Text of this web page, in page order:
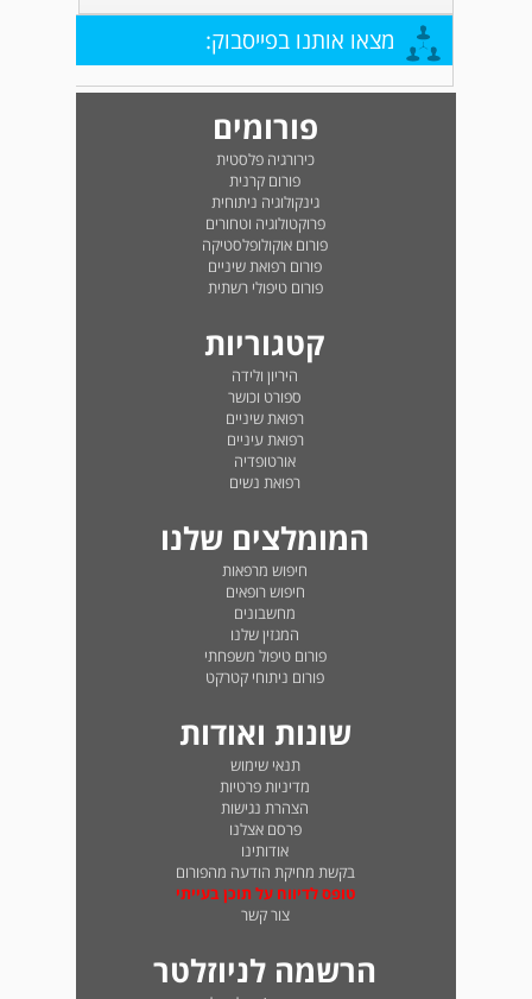
מצאו אותנו בפייסבוק:
פורומים
כירורגיה פלסטית
פורום קרנית
גינקולוגיה ניתוחית
פרוקטולוגיה וטחורים
פורום אוקולופלסטיקה
פורום רפואת שיניים
פורום טיפולי רשתית
קטגוריות
היריון ולידה
ספורט וכושר
רפואת שיניים
רפואת עיניים
אורטופדיה
רפואת נשים
המומלצים שלנו
חיפוש מרפאות
חיפוש רופאים
מחשבונים
המגזין שלנו
פורום טיפול משפחתי
פורום ניתוחי קטרקט
שונות ואודות
תנאי שימוש
מדיניות פרטיות
הצהרת נגישות
פרסם אצלנו
אודותינו
בקשת מחיקת הודעה מהפורום
טופס לדיווח על תוכן בעייתי
צור קשר
הרשמה לניוזלטר